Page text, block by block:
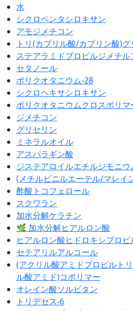
水
シクロペンタシロキサン
アモジメチコン
トリ(カプリル酸/カプリン酸)
ステアラミドプロピルジメチル
セタノール
ポリクオタニウム-28
シクロヘキサシロキサン
ポリクオタニウムクロスポリマ
ジメチコン
グリセリン
ミネラルオイル
アスパラギン酸
ジステアロイルエチルジモニウ
(メチルビニルエーテル/マレイ
酢酸トコフェロール
スクワラン
加水分解ケラチン
🌿 加水分解ヒアルロン酸
ヒアルロン酸ヒドロキシプロ
セテアリルアルコール
(アクリル酸アミドプロピルト
ル酸アミド)コポリマー
オレイン酸ソルビタン
トリデセス-6